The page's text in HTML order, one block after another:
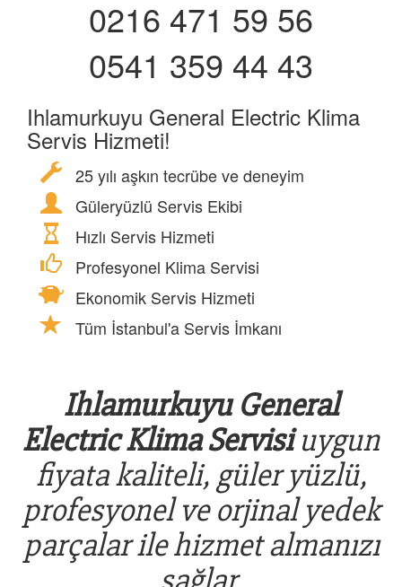
0216 471 59 56
0541 359 44 43
Ihlamurkuyu General Electric Klima
Servis Hizmeti!
25 yılı aşkın tecrübe ve deneyim
Güleryüzlü Servis Ekibi
Hızlı Servis Hizmeti
Profesyonel Klima Servisi
Ekonomik Servis Hizmeti
Tüm İstanbul'a Servis İmkanı
Ihlamurkuyu General
Electric Klima Servisiuygun
fiyata kaliteli, güler yüzlü,
profesyonel ve orjinal yedek
parçalar ile hizmet almanızı